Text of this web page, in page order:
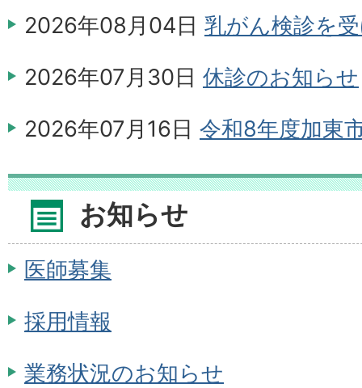
2026年08月04日 乳がん検診を
2026年07月30日 休診のお知らせ
2026年07月16日 令和8年度加東
実施します
お知らせ
医師募集
採用情報
業務状況のお知らせ